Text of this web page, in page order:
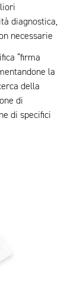
diagnostica,
necessarie
“firma
la
della
di
di specifici